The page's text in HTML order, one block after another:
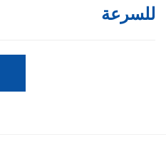
للسرعة